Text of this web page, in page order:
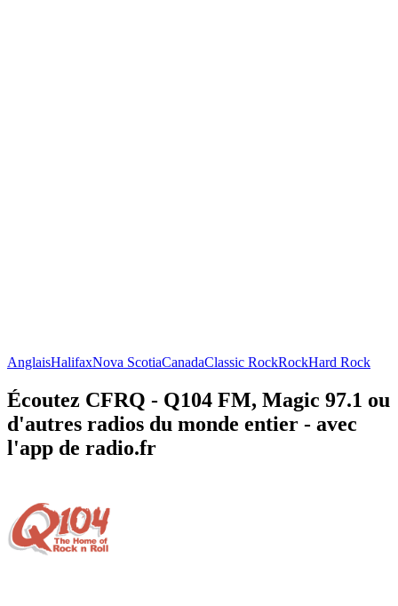
AnglaisHalifaxNova ScotiaCanadaClassic RockRockHard Rock
Écoutez CFRQ - Q104 FM, Magic 97.1 ou
d'autres radios du monde entier - avec
l'app de radio.fr